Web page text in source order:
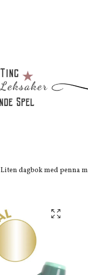
Liten dagbok med penna